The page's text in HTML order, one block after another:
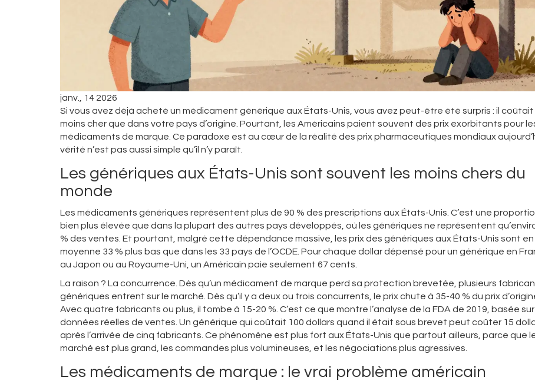
janv., 14 2026
Si vous avez déjà acheté un médicament générique aux États-Unis, vous avez peut-être été surpris : il coûtait
moins cher que dans votre pays d’origine. Pourtant, les Américains paient souvent des prix exorbitants pour
médicaments de marque. Ce paradoxe est au cœur de la réalité des prix pharmaceutiques mondiaux
vérité n’est pas aussi simple qu’il n’y paraît.
Les génériques aux États-Unis sont souvent les moins chers du
monde
Les médicaments génériques représentent plus de 90 % des prescriptions aux États-Unis. C’est une
bien plus élevée que dans la plupart des autres pays développés, où les génériques ne représentent
% des ventes. Et pourtant, malgré cette dépendance massive, les prix des génériques aux États-Unis sont en
moyenne 33 % plus bas que dans les 33 pays de l’OCDE. Pour chaque dollar dépensé pour un générique en
au Japon ou au Royaume-Uni, un Américain paie seulement 67 cents.
La raison ? La concurrence. Dès qu’un médicament de marque perd sa protection brevetée, plusieurs
génériques entrent sur le marché. Dès qu’il y a deux ou trois concurrents, le prix chute à 35-40 % du prix
Avec quatre fabricants ou plus, il tombe à 15-20 %. C’est ce que montre l’analyse de la FDA de 2019, basée
données réelles de ventes. Un générique qui coûtait 100 dollars quand il était sous brevet peut coûter 15
après l’arrivée de cinq fabricants. Ce phénomène est plus fort aux États-Unis que partout ailleurs, parce que
marché est plus grand, les commandes plus volumineuses, et les négociations plus agressives.
Les médicaments de marque : le vrai problème américain